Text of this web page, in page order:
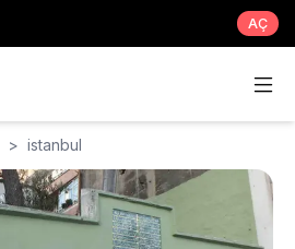
AÇ
> istanbul